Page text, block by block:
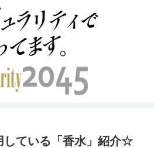
している「香水」紹介☆